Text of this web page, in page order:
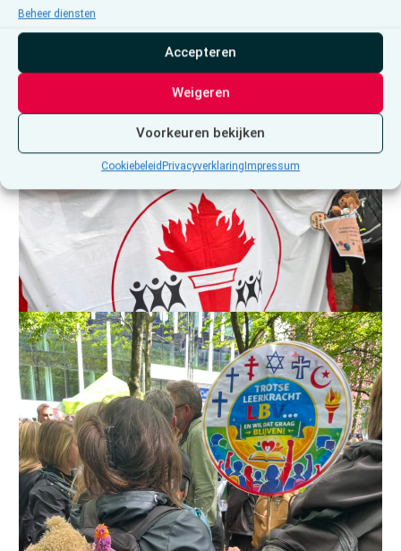
Beheer diensten
Accepteren
Weigeren
Voorkeuren bekijken
Cookiebeleid PrivacyverklaringImpressum